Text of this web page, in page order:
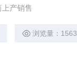
产销售
浏览量：1563